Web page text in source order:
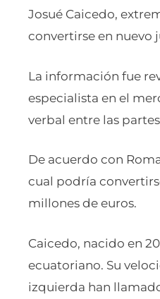
Josué Caicedo,
convertirse en nuevo
La información fue
especialista en el
verbal entre las
De acuerdo con
cual podría
millones de euros.
Caicedo, nacido en
ecuatoriano. Su
izquierda han